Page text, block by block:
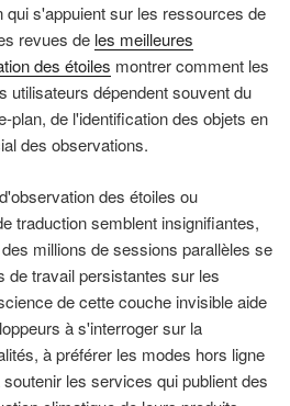
qui s'appuient sur les ressources de
revues de les meilleures
des étoiles montrer comment les
utilisateurs dépendent souvent du
plan, de l'identification des objets en
des observations.
des étoiles ou
traduction semblent insignifiantes,
millions de sessions parallèles se
de travail persistantes sur les
de cette couche invisible aide
à s'interroger sur la
à préférer les modes hors ligne
les services qui publient des